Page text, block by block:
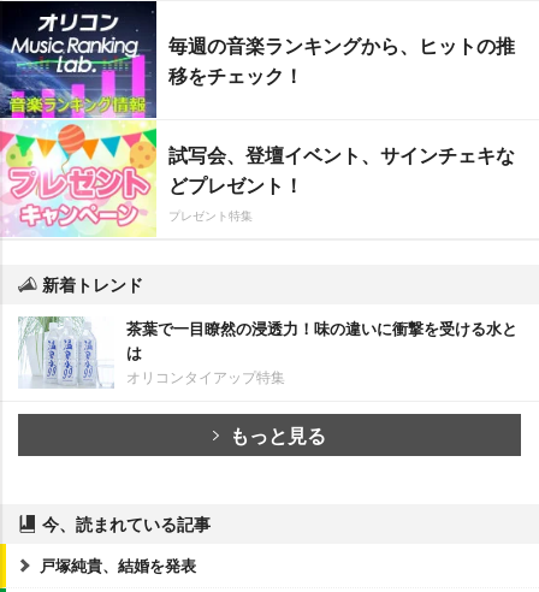
毎週の音楽ランキングから、ヒットの推
移をチェック！
試写会、登壇イベント、サインチェキな
どプレゼント！
プレゼント特集
新着トレンド
茶葉で一目瞭然の浸透力！味の違いに衝撃を受ける水と
は
オリコンタイアップ特集
もっと見る
今、読まれている記事
戸塚純貴、結婚を発表